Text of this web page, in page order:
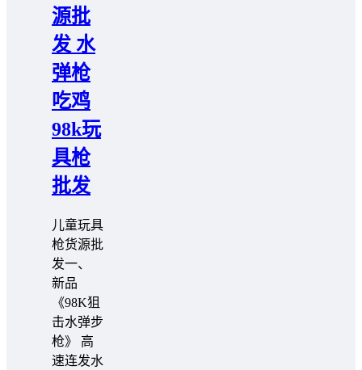
源批
发 水
弹枪
吃鸡
98k玩
具枪
批发
️️儿童玩具
枪货源批
发一、
新品
《98K狙
击水弹步
枪》 高
速连发水